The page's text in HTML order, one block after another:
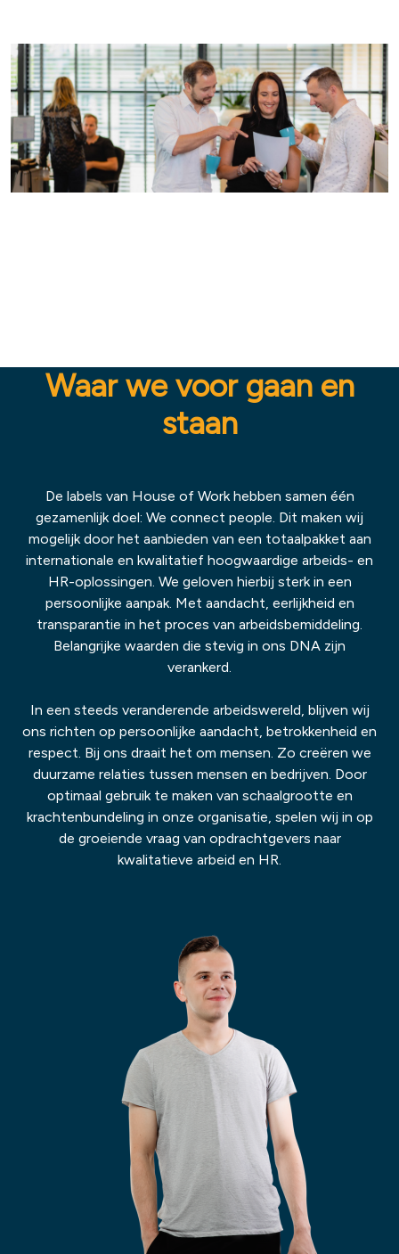
Waar we voor gaan en
staan
De labels van House of Work hebben samen één
gezamenlijk doel: We connect people. Dit maken wij
mogelijk door het aanbieden van een totaalpakket aan
internationale en kwalitatief hoogwaardige arbeids- en
HR-oplossingen. We geloven hierbij sterk in een
persoonlijke aanpak. Met aandacht, eerlijkheid en
transparantie in het proces van arbeidsbemiddeling.
Belangrijke waarden die stevig in ons DNA zijn
verankerd.
In een steeds veranderende arbeidswereld, blijven wij
ons richten op persoonlijke aandacht, betrokkenheid en
respect. Bij ons draait het om mensen. Zo creëren we
duurzame relaties tussen mensen en bedrijven. Door
optimaal gebruik te maken van schaalgrootte en
krachtenbundeling in onze organisatie, spelen wij in op
de groeiende vraag van opdrachtgevers naar
kwalitatieve arbeid en HR.